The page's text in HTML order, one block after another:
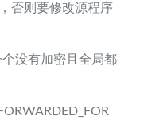
否则要修改源程序
没有加密且全局都